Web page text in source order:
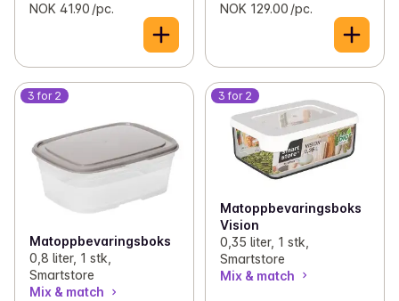
NOK 41.90 /pc. NOK 129.00 /pc.
3 for 2
Matoppbevaringsboks
0,8 liter, 1 stk,
Smartstore
Mix & match
3 for 2
Matoppbevaringsboks
Vision
0,35 liter, 1 stk,
Smartstore
Mix & match